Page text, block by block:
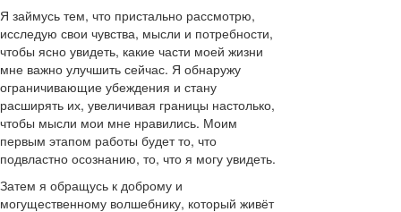
Я займусь тем, что пристально рассмотрю,
исследую свои чувства, мысли и потребности,
чтобы ясно увидеть, какие части моей жизни
мне важно улучшить сейчас. Я обнаружу
ограничивающие убеждения и стану
расширять их, увеличивая границы настолько,
чтобы мысли мои мне нравились. Моим
первым этапом работы будет то, что
подвластно осознанию, то, что я могу увидеть.
Затем я обращусь к доброму и
могущественному волшебнику, который живёт